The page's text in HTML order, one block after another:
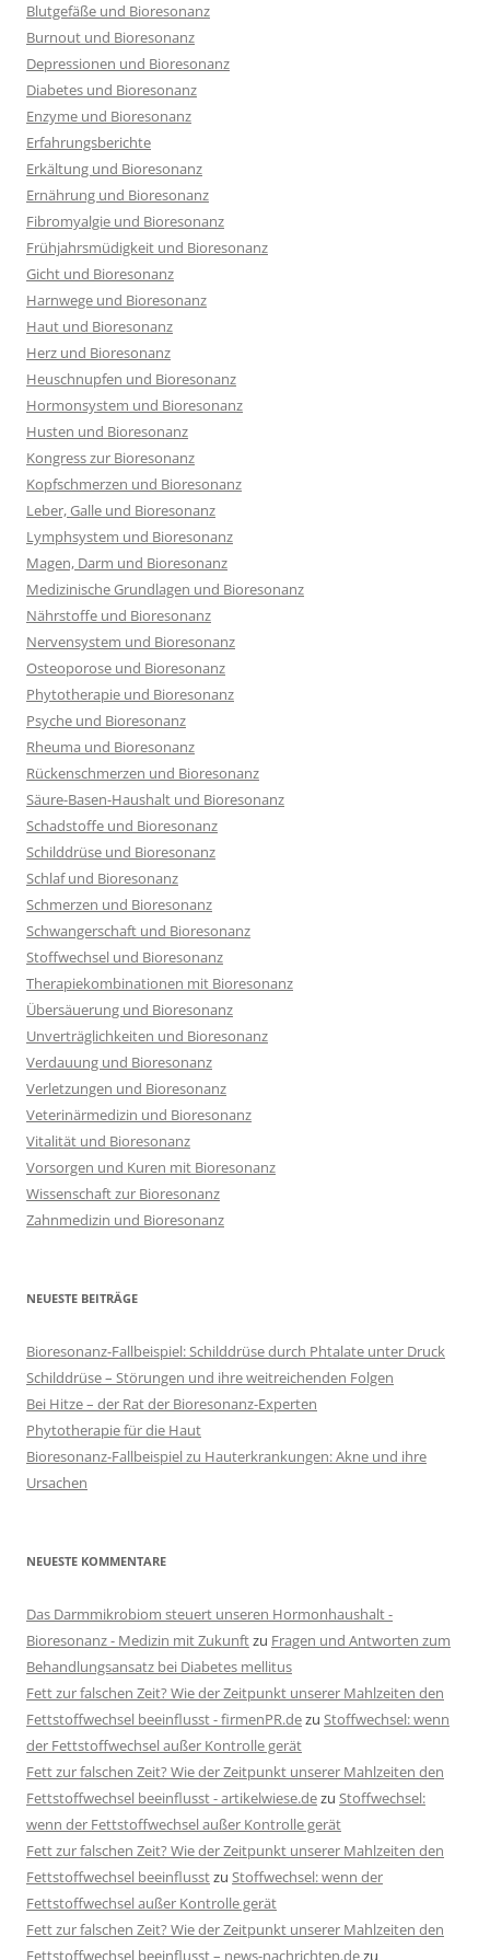
Blutgefäße und Bioresonanz
Burnout und Bioresonanz
Depressionen und Bioresonanz
Diabetes und Bioresonanz
Enzyme und Bioresonanz
Erfahrungsberichte
Erkältung und Bioresonanz
Ernährung und Bioresonanz
Fibromyalgie und Bioresonanz
Frühjahrsmüdigkeit und Bioresonanz
Gicht und Bioresonanz
Harnwege und Bioresonanz
Haut und Bioresonanz
Herz und Bioresonanz
Heuschnupfen und Bioresonanz
Hormonsystem und Bioresonanz
Husten und Bioresonanz
Kongress zur Bioresonanz
Kopfschmerzen und Bioresonanz
Leber, Galle und Bioresonanz
Lymphsystem und Bioresonanz
Magen, Darm und Bioresonanz
Medizinische Grundlagen und Bioresonanz
Nährstoffe und Bioresonanz
Nervensystem und Bioresonanz
Osteoporose und Bioresonanz
Phytotherapie und Bioresonanz
Psyche und Bioresonanz
Rheuma und Bioresonanz
Rückenschmerzen und Bioresonanz
Säure-Basen-Haushalt und Bioresonanz
Schadstoffe und Bioresonanz
Schilddrüse und Bioresonanz
Schlaf und Bioresonanz
Schmerzen und Bioresonanz
Schwangerschaft und Bioresonanz
Stoffwechsel und Bioresonanz
Therapiekombinationen mit Bioresonanz
Übersäuerung und Bioresonanz
Unverträglichkeiten und Bioresonanz
Verdauung und Bioresonanz
Verletzungen und Bioresonanz
Veterinärmedizin und Bioresonanz
Vitalität und Bioresonanz
Vorsorgen und Kuren mit Bioresonanz
Wissenschaft zur Bioresonanz
Zahnmedizin und Bioresonanz
NEUESTE BEITRÄGE
Bioresonanz-Fallbeispiel: Schilddrüse durch Phtalate unter Druck
Schilddrüse – Störungen und ihre weitreichenden Folgen
Bei Hitze – der Rat der Bioresonanz-Experten
Phytotherapie für die Haut
Bioresonanz-Fallbeispiel zu Hauterkrankungen: Akne und ihre
Ursachen
NEUESTE KOMMENTARE
Das Darmmikrobiom steuert unseren Hormonhaushalt -
Bioresonanz - Medizin mit Zukunftzu Fragen und Antworten zum
Behandlungsansatz bei Diabetes mellitus
Fett zur falschen Zeit? Wie der Zeitpunkt unserer Mahlzeiten den
Fettstoffwechsel beeinflusst - firmenPR.dezu Stoffwechsel: wenn
der Fettstoffwechsel außer Kontrolle gerät
Fett zur falschen Zeit? Wie der Zeitpunkt unserer Mahlzeiten den
Fettstoffwechsel beeinflusst - artikelwiese.dezu Stoffwechsel:
wenn der Fettstoffwechsel außer Kontrolle gerät
Fett zur falschen Zeit? Wie der Zeitpunkt unserer Mahlzeiten den
Fettstoffwechsel beeinflusstzu Stoffwechsel: wenn der
Fettstoffwechsel außer Kontrolle gerät
Fett zur falschen Zeit? Wie der Zeitpunkt unserer Mahlzeiten den
Fettstoffwechsel beeinflusst – news-nachrichten.dezu